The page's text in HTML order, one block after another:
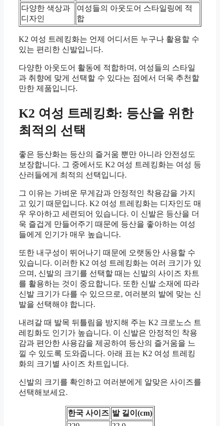
다양한 색상과
디자인
여성들의 아웃도어 스타일링에 적
합
K2 여성 트레킹화는 언제 어디서든 누구나 활용할 수
있는 편리한 신발입니다.
다양한 아웃도어 활동에 적합하며, 여성들의 스타일
과 취향에 맞게 선택할 수 있다는 점에서 더욱 추천할
만한 제품입니다.
K2 여성 트레킹화: 등산을 위한
최적의 선택
좋은 등산화는 등산의 즐거움 뿐만 아니라 안전성도
보장합니다. 그 중에서도 K2 여성 트레킹화는 여성 등
산러들에게 최적의 선택입니다.
그 이유는 가벼운 무게감과 안정적인 착용감을 가지
고 있기 때문입니다. K2 여성 트레킹화는 디자인도 매
우 우아하고 세련되어 있습니다. 이 신발은 등산을 더
욱 즐겁게 만들어주기 때문에 등산을 좋아하는 여성
들에게 인기가 매우 높습니다.
또한 내구성이 뛰어나기 때문에 오랫동안 사용할 수
있습니다. 이러한 K2 여성 트레킹화는 여러 크기가 있
으며, 신발의 크기를 선택할 때는 신발의 사이즈 차트
를 활용하는 것이 중요합니다. 또한 신발 소재에 따라
신발 크기가 다를 수 있으므로, 여러분의 발에 맞는 신
발을 선택해야 합니다.
내려갈 때 발목 뒤틀림을 방지해 주는 K2 크로노스 트
레킹화도 인기가 높습니다. 이 신발은 안정적인 착용
감과 편안한 사용감을 제공하여 등산의 즐거움을 느
낄 수 있도록 도와줍니다. 아래 표는 K2 여성 트레킹
화의 크기별 사이즈 차트입니다.
신발의 크기를 확인하고 여러분에게 알맞은 사이즈를
선택해보세요.
한국 사이즈 발 길이(cm)